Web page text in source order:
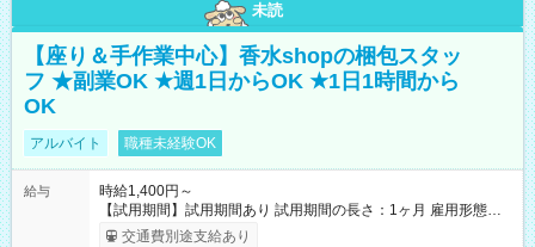
未読
【座り＆手作業中心】香水shopの梱包スタッ
フ ★副業OK ★週1日からOK ★1日1時間から
OK
アルバイト 職種未経験OK
給与
時給1,400円～
【試用期間】試用期間あり 試用期間の長さ：1ヶ月 雇用形態、
給与は本採用時と同じです。
交通費別途支給あり